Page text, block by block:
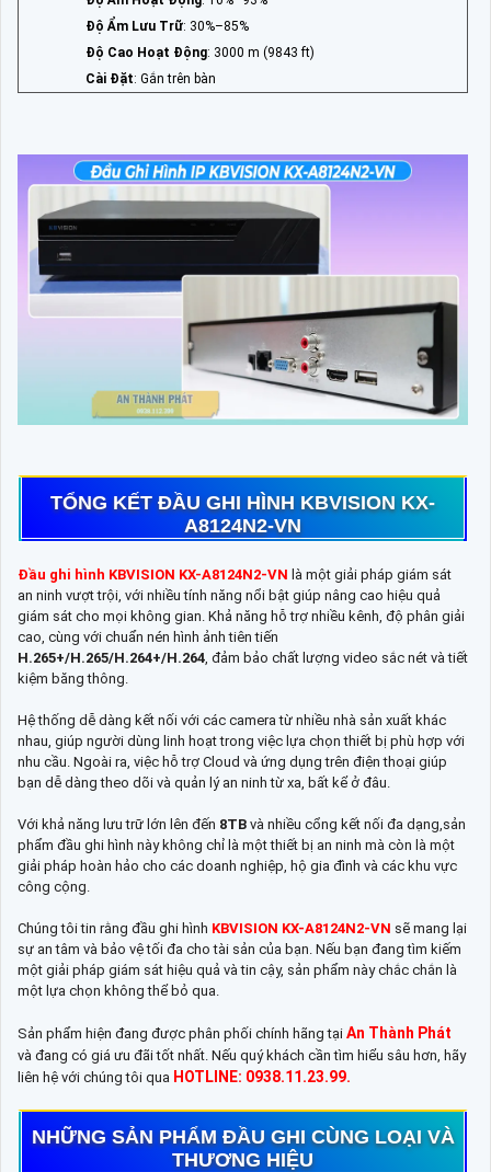
Độ Ẩm Lưu Trữ: 30%–85%
Độ Cao Hoạt Động: 3000 m (9843 ft)
Cài Đặt: Gắn trên bàn
TỔNG KẾT ĐẦU GHI HÌNH KBVISION KX-
A8124N2-VN
Đầu ghi hình KBVISION KX-A8124N2-VN là một giải pháp giám sát
an ninh vượt trội, với nhiều tính năng nổi bật giúp nâng cao hiệu quả
giám sát cho mọi không gian. Khả năng hỗ trợ nhiều kênh, độ phân giải
cao, cùng với chuẩn nén hình ảnh tiên tiến
H.265+/H.265/H.264+/H.264 , đảm bảo chất lượng video sắc nét và tiết
kiệm băng thông.
Hệ thống dễ dàng kết nối với các camera từ nhiều nhà sản xuất khác
nhau, giúp người dùng linh hoạt trong việc lựa chọn thiết bị phù hợp với
nhu cầu. Ngoài ra, việc hỗ trợ Cloud và ứng dụng trên điện thoại giúp
bạn dễ dàng theo dõi và quản lý an ninh từ xa, bất kể ở đâu.
Với khả năng lưu trữ lớn lên đến 8TB và nhiều cổng kết nối đa dạng,sản
phẩm đầu ghi hình này không chỉ là một thiết bị an ninh mà còn là một
giải pháp hoàn hảo cho các doanh nghiệp, hộ gia đình và các khu vực
công cộng.
Chúng tôi tin rằng đầu ghi hình KBVISION KX-A8124N2-VN sẽ mang lại
sự an tâm và bảo vệ tối đa cho tài sản của bạn. Nếu bạn đang tìm kiếm
một giải pháp giám sát hiệu quả và tin cậy, sản phẩm này chắc chắn là
một lựa chọn không thể bỏ qua.
Sản phẩm hiện đang được phân phối chính hãng tại An Thành Phát
và đang có giá ưu đãi tốt nhất. Nếu quý khách cần tìm hiểu sâu hơn, hãy
liên hệ với chúng tôi qua HOTLINE: 0938.11.23.99.
NHỮNG SẢN PHẨM ĐẦU GHI CÙNG LOẠI VÀ
THƯƠNG HIỆU